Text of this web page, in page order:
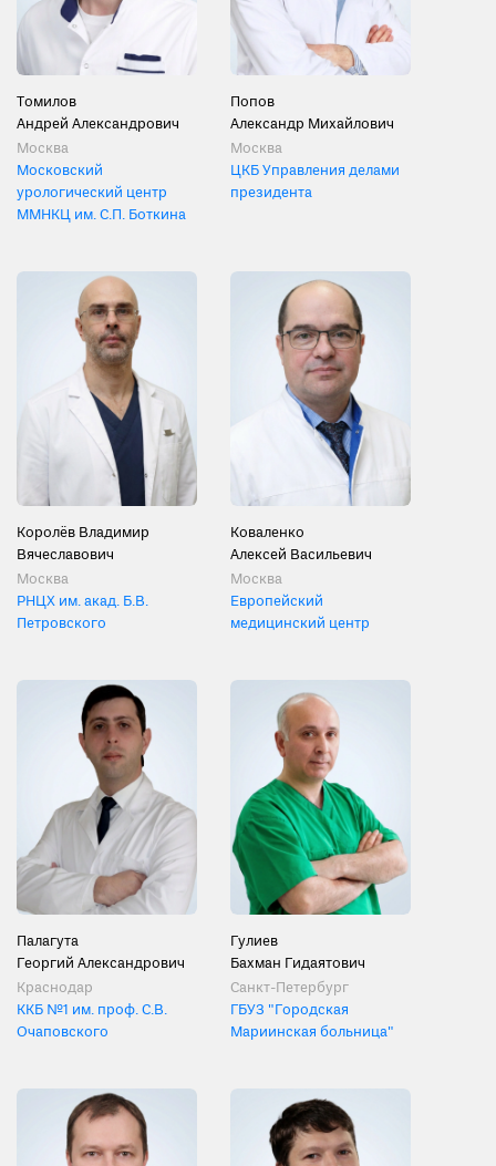
Томилов
Андрей Александрович
Москва
Московский
урологический центр
ММНКЦ им. С.П. Боткина
Попов
Александр Михайлович
Москва
ЦКБ Управления делами
президента
Королёв Владимир
Вячеславович
Москва
РНЦХ им. акад. Б.В.
Петровского
Коваленко
Алексей Васильевич
Москва
Европейский
медицинский центр
Палагута
Георгий Александрович
Краснодар
ККБ №1 им. проф. С.В.
Очаповского
Гулиев
Бахман Гидаятович
Санкт-Петербург
ГБУЗ "Городская
Мариинская больница"